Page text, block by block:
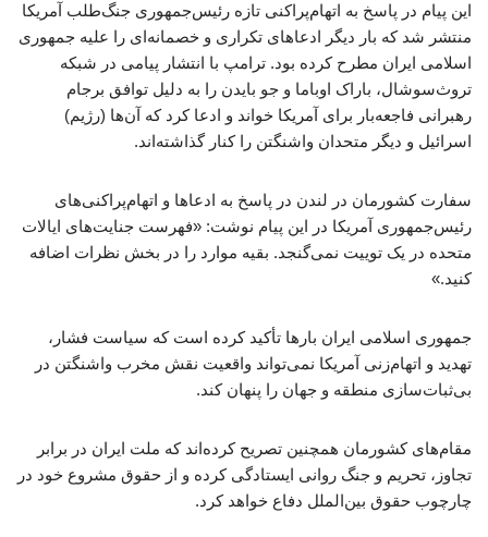
این پیام در پاسخ به اتهام‌پراکنی تازه رئیس‌جمهوری جنگ‌طلب آمریکا
منتشر شد که بار دیگر ادعاهای تکراری و خصمانه‌ای را علیه جمهوری
اسلامی ایران مطرح کرده بود. ترامپ با انتشار پیامی در شبکه
تروث‌سوشال، باراک اوباما و جو بایدن را به دلیل توافق برجام
رهبرانی فاجعه‌بار برای آمریکا خواند و ادعا کرد که آن‌ها (رژیم)
اسرائیل و دیگر متحدان واشنگتن را کنار گذاشته‌اند.
سفارت کشورمان در لندن در پاسخ به ادعاها و اتهام‌پراکنی‌های
رئیس‌جمهوری آمریکا در این پیام نوشت: «فهرست جنایت‌های ایالات
متحده در یک توییت نمی‌گنجد. بقیه موارد را در بخش نظرات اضافه
کنید.»
جمهوری اسلامی ایران بارها تأکید کرده است که سیاست فشار،
تهدید و اتهام‌زنی آمریکا نمی‌تواند واقعیت نقش مخرب واشنگتن در
بی‌ثبات‌سازی منطقه و جهان را پنهان کند.
مقام‌های کشورمان همچنین تصریح کرده‌اند که ملت ایران در برابر
تجاوز، تحریم و جنگ روانی ایستادگی کرده و از حقوق مشروع خود در
چارچوب حقوق بین‌الملل دفاع خواهد کرد.